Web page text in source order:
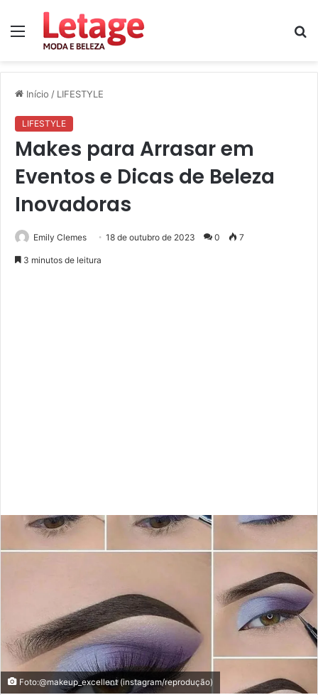
Menu
Início / LIFESTYLE
LIFESTYLE
Makes para Arrasar em
Eventos e Dicas de Beleza
Inovadoras
Emily Clemes 18 de outubro de 2023 0 7
3 minutos de leitura
Foto:@makeup_excellent (instagram/reprodução)